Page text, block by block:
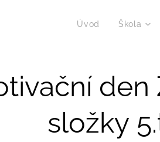
Úvod Škola
den
složky